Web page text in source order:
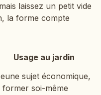
laissez un petit vide
la forme compte
Usage au jardin
sujet économique,
former soi-même